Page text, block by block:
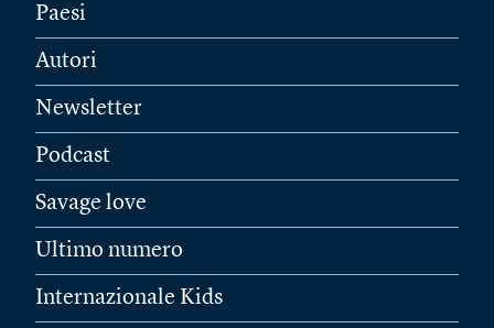
Paesi
Autori
Newsletter
Podcast
Savage love
Ultimo numero
Internazionale Kids